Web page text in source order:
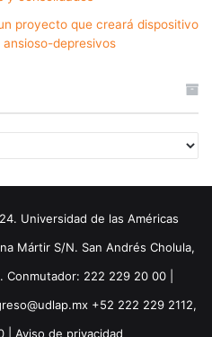
proyecto que creará dispositivo
depresivos
Universidad de las Américas
Mártir S/N. San Andrés Cholula,
Conmutador: 222 229 20 00 |
+52 222 229 2112,
| Aviso de privacidad